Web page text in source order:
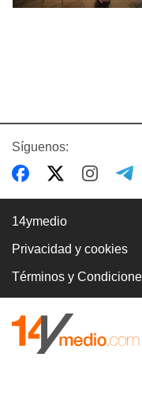
Síguenos:
14ymedio
Privacidad y cookies
Términos y